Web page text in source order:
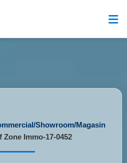
Showroom/Magasin
Zone Immo-17-0452